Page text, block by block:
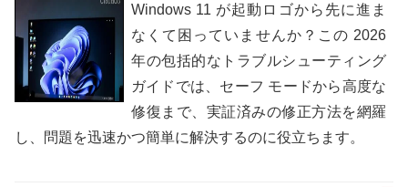
Windows 11 が起動ロゴから先に進ま
なくて困っていませんか？この 2026
年の包括的なトラブルシューティング
ガイドでは、セーフ モードから高度な
修復まで、実証済みの修正方法を網羅
し、問題を迅速かつ簡単に解決するのに役立ちます。